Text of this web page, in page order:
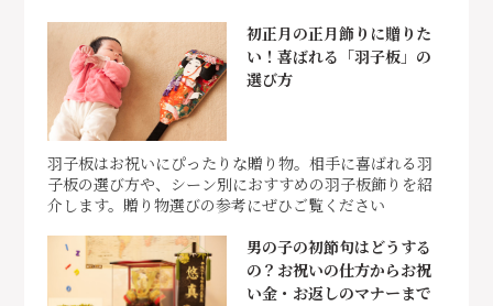
初正月の正月飾りに贈りた
い！喜ばれる「羽子板」の
選び方
羽子板はお祝いにぴったりな贈り物。相手に喜ばれる羽
子板の選び方や、シーン別におすすめの羽子板飾りを紹
介します。贈り物選びの参考にぜひご覧ください
男の子の初節句はどうする
の？お祝いの仕方からお祝
い金・お返しのマナーまで